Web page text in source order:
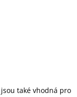
jsou také vhodná pro